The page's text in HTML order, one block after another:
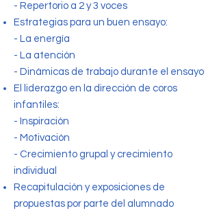
- Repertorio a 2 y 3 voces
Estrategias para un buen ensayo:
- La energía
- La atención
- Dinámicas de trabajo durante el ensayo
El liderazgo en la dirección de coros
infantiles:
- Inspiración
- Motivación
- Crecimiento grupal y crecimiento
individual
Recapitulación y exposiciones de
propuestas por parte del alumnado